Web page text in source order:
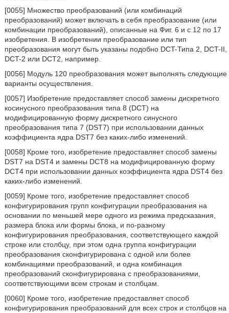
[0055] Множество преобразований (или комбинаций
преобразований) может включать в себя преобразование (или
комбинации преобразований), описанные на Фиг. 6 и с 12 по 17
изобретения. В изобретении преобразование или тип
преобразования могут быть указаны подобно DCT-Типа 2, DCT-II,
DCT-2 или DCT2, например.
[0056] Модуль 120 преобразования может выполнять следующие
варианты осуществления.
[0057] Изобретение предоставляет способ замены дискретного
косинусного преобразования типа 8 (DCT) на
модифицированную форму дискретного синусного
преобразования типа 7 (DST7) при использовании данных
коэффициента ядра DST7 без каких-либо изменений.
[0058] Кроме того, изобретение предоставляет способ замены
DST7 на DST4 и замены DCT8 на модифицированную форму
DCT4 при использовании данных коэффициента ядра DST4 без
каких-либо изменений.
[0059] Кроме того, изобретение предоставляет способ
конфигурирования групп конфигурации преобразования на
основании по меньшей мере одного из режима предсказания,
размера блока или формы блока, и по-разному
конфигурирования преобразования, соответствующего каждой
строке или столбцу, при этом одна группа конфигурации
преобразования сконфигурирована с одной или более
комбинациями преобразований, и одна комбинация
преобразований сконфигурирована с преобразованиями,
соответствующими всем строкам и столбцам.
[0060] Кроме того, изобретение предоставляет способ
конфигурирования преобразований для всех строк и столбцов на